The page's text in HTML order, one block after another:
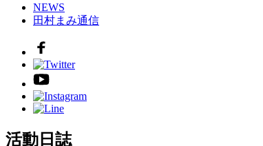
NEWS
田村まみ通信
活動日誌